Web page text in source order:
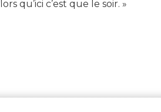
qu’ici c’est que le soir. »